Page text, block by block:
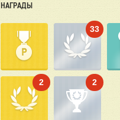
НАГРАДЫ
33
2 2